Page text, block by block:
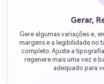
Gerar,
Gere algumas variações e,
margens e a legibilidade no
completo. Ajuste a
regenere mais uma vez e
adequado para